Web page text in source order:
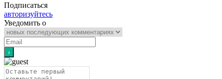
Подписаться
авторизуйтесь
Уведомить о